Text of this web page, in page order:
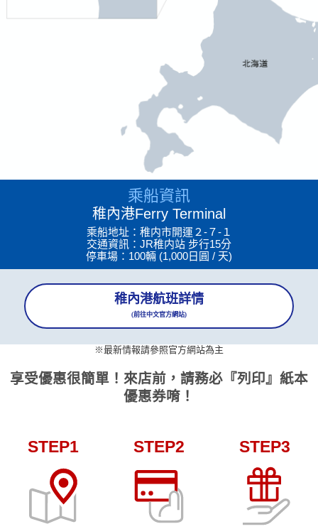
乘船資訊
稚內港Ferry Terminal
乘船地址：稚内市開運２-７-１
交通資訊：JR稚内站 步行15分
停車場：100輛 (1,000日圓 / 天)
稚內港航班詳情
(前往中文官方網站)
※最新情報請參照官方網站為主
享受優惠很簡單！來店前，請務必『列印』紙本
優惠券唷！
STEP1 STEP2 STEP3